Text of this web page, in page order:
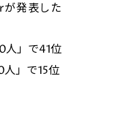
発表した
人」で41位
人」で15位